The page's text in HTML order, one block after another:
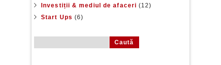
Investiții & mediul de afaceri (12)
Start Ups (6)